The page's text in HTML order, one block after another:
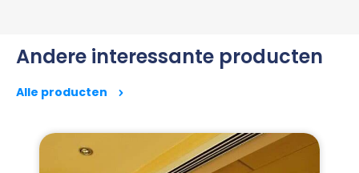
Andere interessante producten
Alle producten